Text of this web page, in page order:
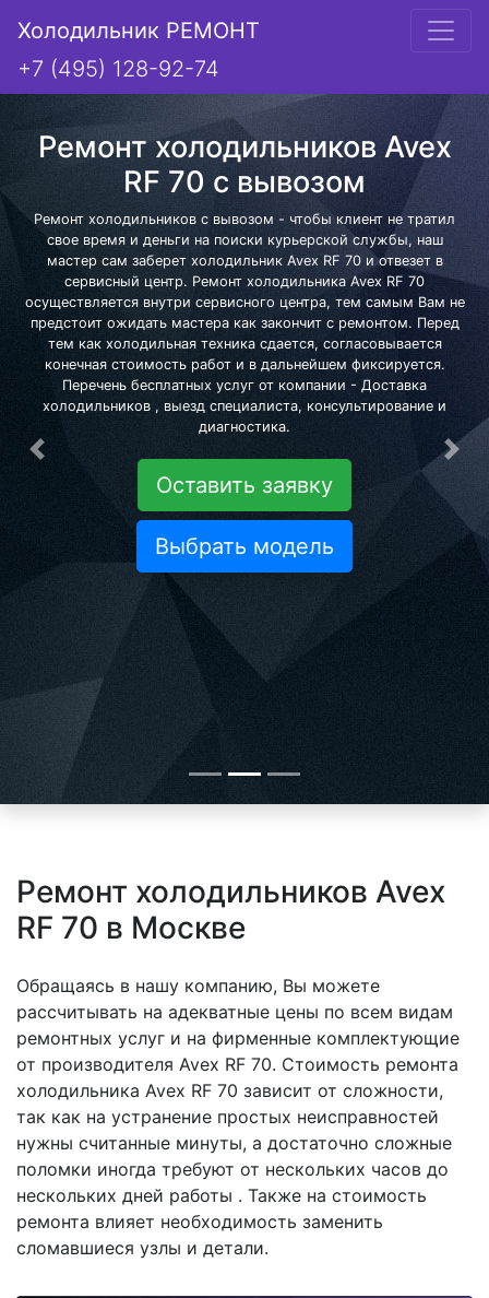
Холодильник РЕМОНТ
+7 (495) 128-92-74
Ремонт холодильников Avex
RF 70 с вывозом
Ремонт холодильников с вывозом - чтобы клиент не тратил
свое время и деньги на поиски курьерской службы, наш
мастер сам заберет холодильник Avex RF 70 и отвезет в
сервисный центр. Ремонт холодильника Avex RF 70
осуществляется внутри сервисного центра, тем самым Вам не
предстоит ожидать мастера как закончит с ремонтом. Перед
тем как холодильная техника сдается, согласовывается
конечная стоимость работ и в дальнейшем фиксируется.
Перечень бесплатных услуг от компании - Доставка
холодильников , выезд специалиста, консультирование и
диагностика.
Оставить заявку
Выбрать модель
Предыдущая
Ремонт холодильников Avex
RF 70 в Москве
Обращаясь в нашу компанию, Вы можете
рассчитывать на адекватные цены по всем видам
ремонтных услуг и на фирменные комплектующие
от производителя Avex RF 70. Стоимость ремонта
холодильника Avex RF 70 зависит от сложности,
так как на устранение простых неисправностей
нужны считанные минуты, а достаточно сложные
поломки иногда требуют от нескольких часов до
нескольких дней работы . Также на стоимость
ремонта влияет необходимость заменить
сломавшиеся узлы и детали.